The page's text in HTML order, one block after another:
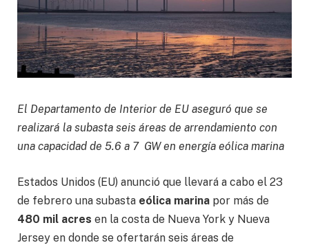
El Departamento de Interior de EU aseguró que se
realizará la subasta seis áreas de arrendamiento con
una capacidad de 5.6 a 7 GW en energía eólica marina
Estados Unidos (EU) anunció que llevará a cabo el 23
de febrero una subasta eólica marina por más de
480 mil acres en la costa de Nueva York y Nueva
Jersey en donde se ofertarán seis áreas de